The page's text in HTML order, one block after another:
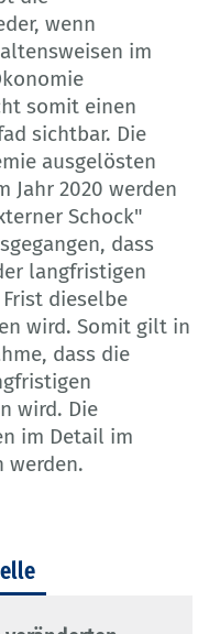
wenn
im
somit einen
sichtbar. Die
ausgelösten
Jahr 2020 werden
Schock"
dass
langfristigen
dieselbe
wird. Somit gilt in
dass die
wird. Die
im Detail im
werden.